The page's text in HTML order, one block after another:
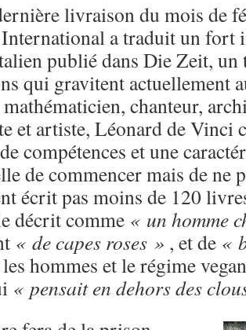
livraison du mois de
a traduit un fort
publié dans Die Zeit, un
qui gravitent actuellement
chanteur,
et artiste, Léonard de Vinci
compétences et une
de commencer mais de
écrit pas moins de 120
décrit comme « un homme
« de capes roses » , et de «
hommes et le régime
« pensait en dehors des